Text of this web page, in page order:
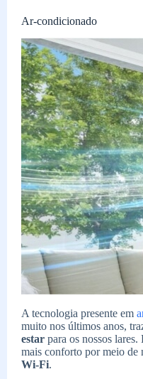
Ar-condicionado
A tecnologia presente em
muito nos últimos anos,
estar para os nossos
mais conforto por meio de
Wi-Fi.